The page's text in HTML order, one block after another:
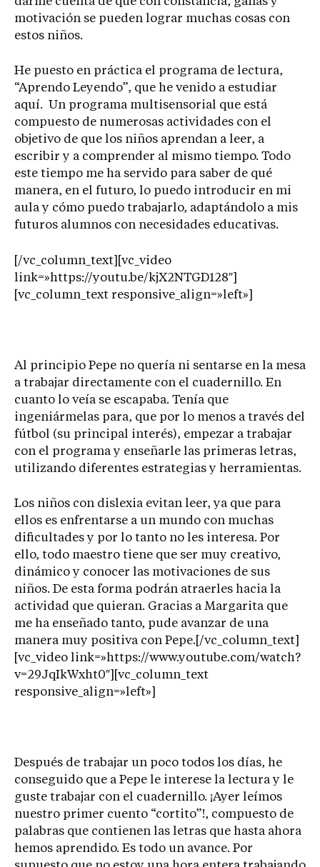
motivación se pueden lograr muchas cosas con
estos niños.
He puesto en práctica el programa de lectura,
“Aprendo Leyendo”, que he venido a estudiar
aquí. Un programa multisensorial que está
compuesto de numerosas actividades con el
objetivo de que los niños aprendan a leer, a
escribir y a comprender al mismo tiempo. Todo
este tiempo me ha servido para saber de qué
manera, en el futuro, lo puedo introducir en mi
aula y cómo puedo trabajarlo, adaptándolo a mis
futuros alumnos con necesidades educativas.
[/vc_column_text][vc_video
link=»https://youtu.be/kjX2NTGD128″]
[vc_column_text responsive_align=»left»]
Al principio Pepe no quería ni sentarse en la mesa
a trabajar directamente con el cuadernillo. En
cuanto lo veía se escapaba. Tenía que
ingeniármelas para, que por lo menos a través del
fútbol (su principal interés), empezar a trabajar
con el programa y enseñarle las primeras letras,
utilizando diferentes estrategias y herramientas.
Los niños con dislexia evitan leer, ya que para
ellos es enfrentarse a un mundo con muchas
dificultades y por lo tanto no les interesa. Por
ello, todo maestro tiene que ser muy creativo,
dinámico y conocer las motivaciones de sus
niños. De esta forma podrán atraerles hacia la
actividad que quieran. Gracias a Margarita que
me ha enseñado tanto, pude avanzar de una
manera muy positiva con Pepe.[/vc_column_text]
[vc_video link=»https://www.youtube.com/watch?
v=29JqIkWxht0″][vc_column_text
responsive_align=»left»]
Después de trabajar un poco todos los días, he
conseguido que a Pepe le interese la lectura y le
guste trabajar con el cuadernillo. ¡Ayer leímos
nuestro primer cuento “cortito”!, compuesto de
palabras que contienen las letras que hasta ahora
hemos aprendido. Es todo un avance. Por